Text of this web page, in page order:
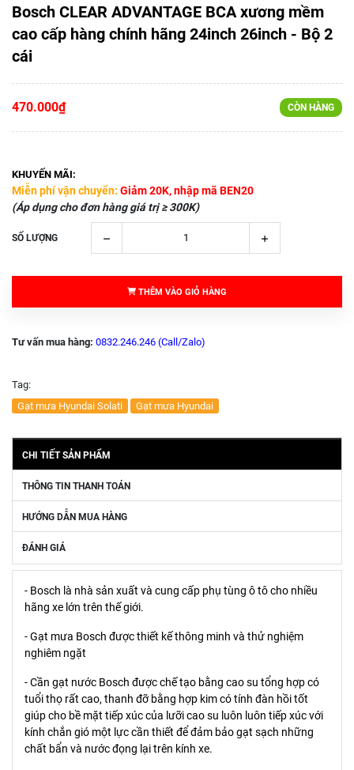
Bosch CLEAR ADVANTAGE BCA xương mềm
cao cấp hàng chính hãng 24inch 26inch - Bộ 2
cái
470.000₫ CÒN HÀNG
KHUYẾN MÃI:
Miễn phí vận chuyển: Giảm 20K, nhập mã BEN20
(Áp dụng cho đơn hàng giá trị ≥ 300K)
SỐ LƯỢNG
THÊM VÀO GIỎ HÀNG
Tư vấn mua hàng: 0832.246.246 (Call/Zalo)
Tag:
Gạt mưa Hyundai Solati
Gạt mưa Hyundai
CHI TIẾT SẢN PHẨM
THÔNG TIN THANH TOÁN
HƯỚNG DẪN MUA HÀNG
ĐÁNH GIÁ
- Bosch là nhà sản xuất và cung cấp phụ tùng ô tô cho nhiều
hãng xe lớn trên thế giới.
- Gạt mưa Bosch được thiết kế thông minh và thử nghiệm
nghiêm ngặt
- Cần gạt nước Bosch được chế tạo bằng cao su tổng hợp có
tuổi thọ rất cao, thanh đỡ bằng hợp kim có tính đàn hồi tốt
giúp cho bề mặt tiếp xúc của lưỡi cao su luôn luôn tiếp xúc với
kính chắn gió một lực cần thiết để đảm bảo gạt sạch những
chất bẩn và nước đọng lại trên kính xe.